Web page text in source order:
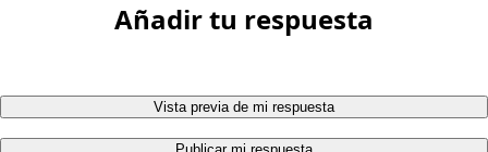
Añadir tu respuesta
Vista previa de mi respuesta